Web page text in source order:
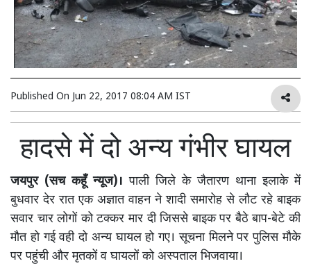
Published On Jun 22, 2017 08:04 AM IST
हादसे में दो अन्य गंभीर घायल
जयपुर (सच कहूँ न्यूज)। पाली जिले के जैतारण थाना इलाके में
बुधवार देर रात एक अज्ञात वाहन ने शादी समारोह से लौट रहे बाइक
सवार चार लोगों को टक्कर मार दी जिससे बाइक पर बैठे बाप-बेटे की
मौत हो गई वही दो अन्य घायल हो गए। सूचना मिलने पर पुलिस मौके
पर पहुंची और मृतकों व घायलों को अस्पताल भिजवाया।